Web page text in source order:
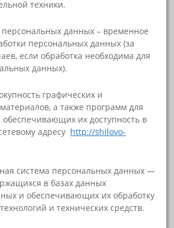
техники.
данных – временное
персональных данных (за
если обработка необходима для
данных).
графических и
а также программ для
их доступность в
адресу http://shilovo-
система персональных данных —
в базах данных
и обеспечивающих их обработку
и технических средств.